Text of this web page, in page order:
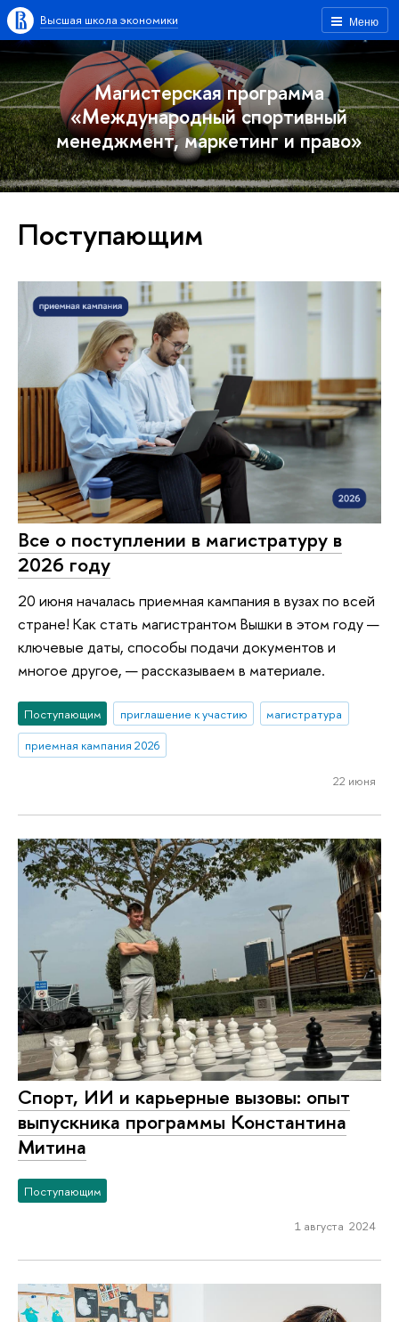
Меню
Высшая школа экономики
Магистерская программа
«Международный спортивный
менеджмент, маркетинг и право»
Поступающим
Все о поступлении в магистратуру в
2026 году
20 июня началась приемная кампания в вузах по всей
стране! Как стать магистрантом Вышки в этом году —
ключевые даты, способы подачи документов и
многое другое, — рассказываем в материале.
Поступающим приглашение к участию
магистратура
приемная кампания 2026
22 июня
Спорт, ИИ и карьерные вызовы: опыт
выпускника программы Константина
Митина
Поступающим
1 августа 2024